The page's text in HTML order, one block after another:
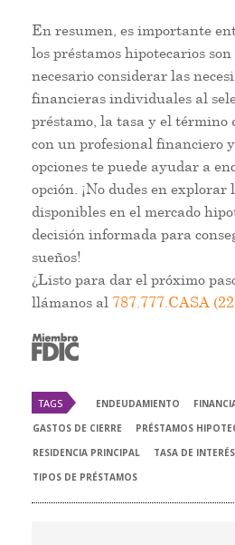
En resumen, es importante
los préstamos hipotecarios
necesario considerar las
financieras individuales al
préstamo, la tasa y el término
con un profesional financiero
opciones te puede ayudar a
opción. ¡No dudes en explorar
disponibles en el mercado
decisión informada para
sueños!
¿Listo para dar el próximo
llámanos al 787.777.CASA
TAGS ENDEUDAMIENTO
GASTOS DE CIERRE
PRÉSTAMOS
RESIDENCIA PRINCIPAL
TASA DE INTERÉS
TIPOS DE PRÉSTAMOS